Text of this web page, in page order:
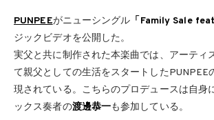
PUNPEEがニューシングル 「Family Sale
ジックビデオを公開した。
実父と共に制作された本楽曲では、アーティ
て親父としての生活をスタートしたPUNPEE
現されている。こちらのプロデュースは自身
ックス奏者の渡邊恭一も参加している。